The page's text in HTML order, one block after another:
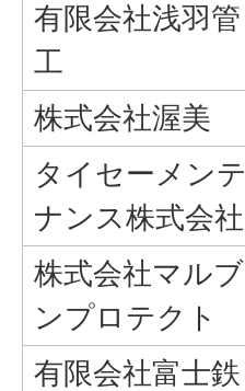
有限会社浅羽管
工
株式会社渥美
タイセーメンテ
ナンス株式会社
株式会社マルブ
ンプロテクト
有限会社富士鉄